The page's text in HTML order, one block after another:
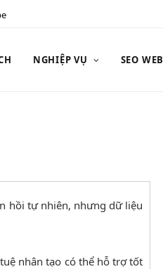
NGHIỆP VỤ SEO WEB
hồi tự nhiên, nhưng dữ liệu
nhân tạo có thể hỗ trợ tốt